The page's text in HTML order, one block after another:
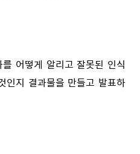
어떻게 알리고 잘못된 인식
인지 결과물을 만들고 발표하